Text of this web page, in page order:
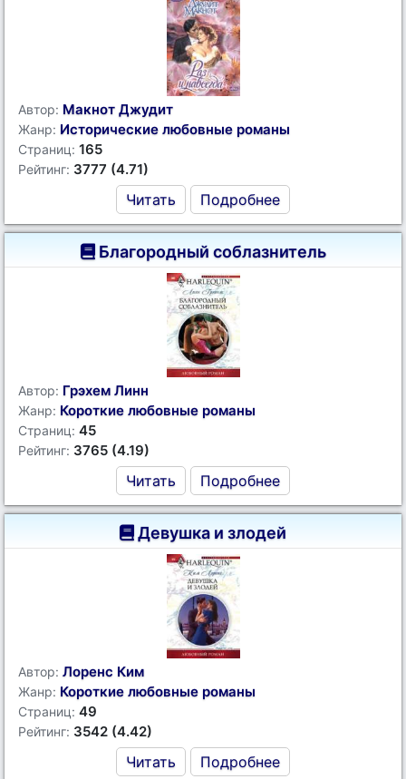
Автор: Макнот Джудит
Жанр: Исторические любовные романы
Страниц: 165
Рейтинг: 3777 (4.71)
Читать Подробнее
Благородный соблазнитель
Автор: Грэхем Линн
Жанр: Короткие любовные романы
Страниц: 45
Рейтинг: 3765 (4.19)
Читать Подробнее
Девушка и злодей
Автор: Лоренс Ким
Жанр: Короткие любовные романы
Страниц: 49
Рейтинг: 3542 (4.42)
Читать Подробнее